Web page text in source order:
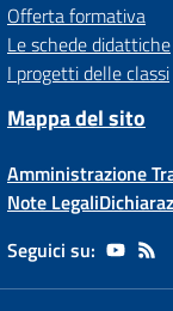
Offerta formativa
Le schede didattiche
I progetti delle classi
Mappa del sito
Amministrazione
Note Legali
Seguici su: